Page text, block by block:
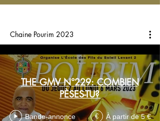
Chaine Pourim 2023
THE GMV N°229: COMBIEN
PÈSES-TU?
Bande-annonce € À partir de 5 €